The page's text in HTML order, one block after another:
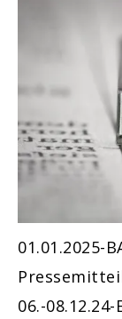
01.01.2025-
06.-